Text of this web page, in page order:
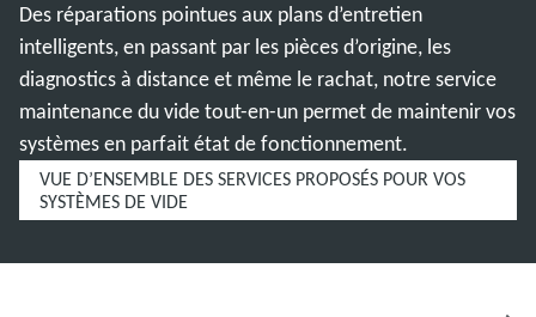
Des réparations pointues aux plans d’entretien
intelligents, en passant par les pièces d’origine, les
diagnostics à distance et même le rachat, notre service
maintenance du vide tout-en-un permet de maintenir vos
systèmes en parfait état de fonctionnement.
VUE D’ENSEMBLE DES SERVICES PROPOSÉS POUR VOS
SYSTÈMES DE VIDE